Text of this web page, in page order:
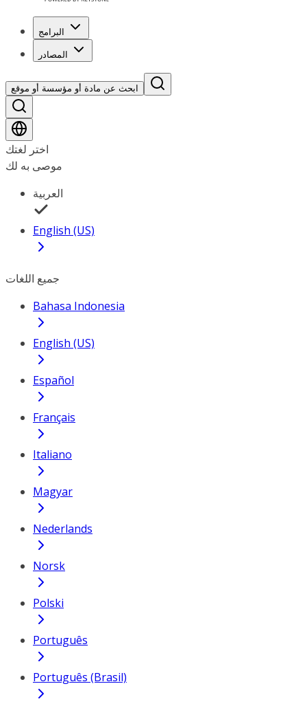
البرامج
المصادر
ابحث عن مادة أو مؤسسة أو موقع
اختر لغتك
موصى به لك
العربية
English (US)
جميع اللغات
Bahasa Indonesia
English (US)
Español
Français
Italiano
Magyar
Nederlands
Norsk
Polski
Português
Português (Brasil)